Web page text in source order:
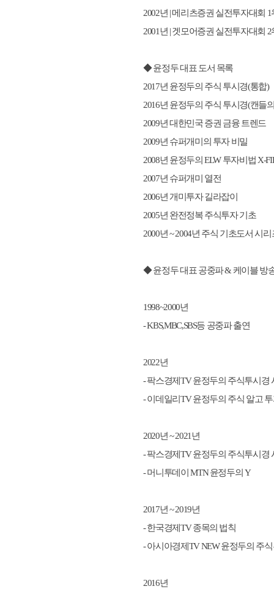
2002년 | 메리츠증권 실전투자대회 1
2001년 | 겟모어증권 실전투자대회 2
◆ 윤정두 대표 도서 목록
2017년 윤정두의 주식 투시경(통합)
2016년 윤정두의 주식 투시경(캔들
2009년 대한민국 증권 금융 트렌드
2009년 슈퍼개미의 투자 비밀
2008년 윤정두의 ELW 투자비법 X-
2007년 슈퍼개미 열전
2006년 개미투자 길라잡이
2005년 완전정복 주식투자 기초
2000년 ~ 2004년 주식 기초도서 시리
◆ 윤정두 대표 공중파 & 케이블 방
1998~2000년
- KBS,MBC,SBS등 공중파 출연
2022년
- 팍스경제TV 윤정두의 주식투시경
- 이데일리TV 윤정두의 주식 알고
2020년 ~ 2021년
- 팍스경제TV 윤정두의 주식투시경
- 머니투데이 MTN 윤정두의 Y
2017년 ~ 2019년
- 한국경제TV 종목의 법칙
- 아시아경제TV NEW 윤정두의 주
2016년